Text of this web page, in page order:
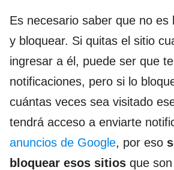
Es necesario saber que no es
y bloquear. Si quitas el sitio
ingresar a él, puede ser que
notificaciones, pero si lo
cuántas veces sea visitado
tendrá acceso a enviarte
anuncios de Google, por eso
bloquear esos sitios que